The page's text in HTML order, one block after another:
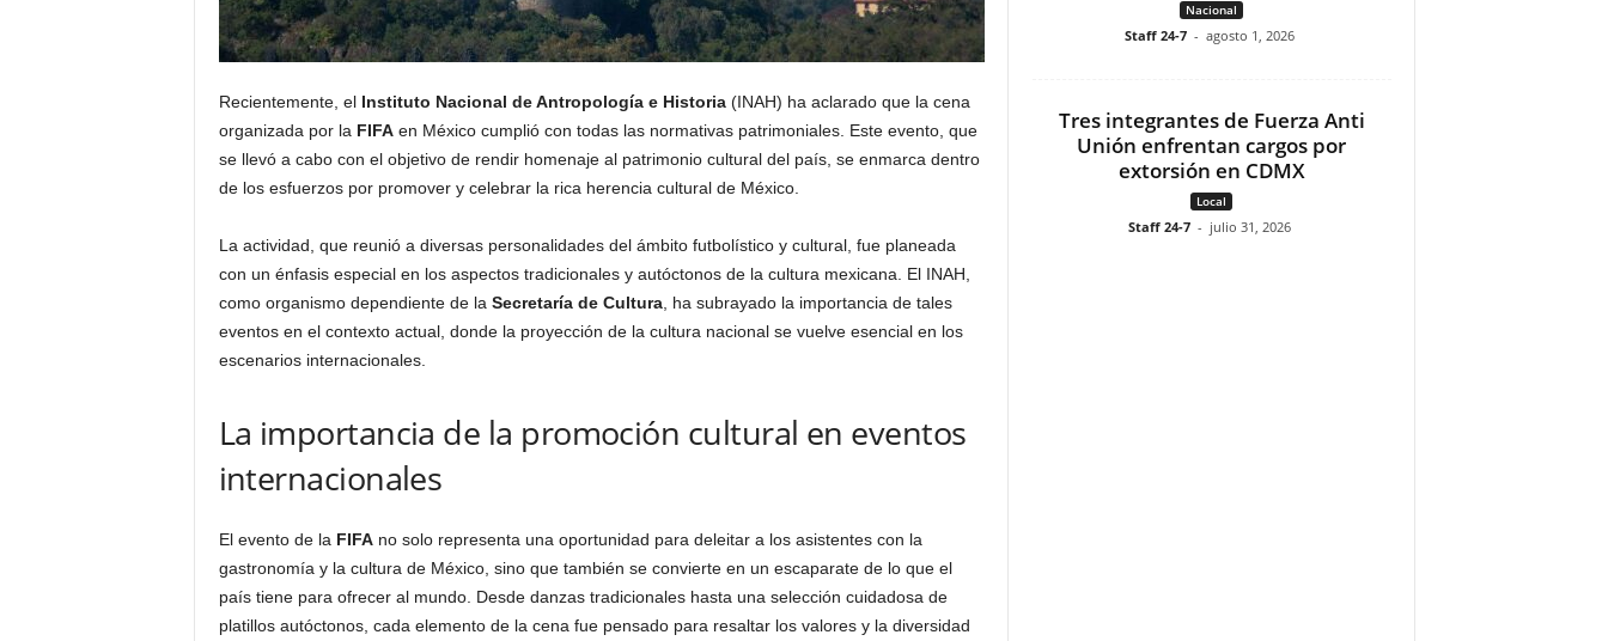
Recientemente, el Instituto Nacional de Antropología e Historia(INAH) ha aclarado que la cena
organizada por la FIFAen México cumplió con todas las normativas patrimoniales. Este evento, que
se llevó a cabo con el objetivo de rendir homenaje al patrimonio cultural del país, se enmarca dentro
de los esfuerzos por promover y celebrar la rica herencia cultural de México.
La actividad, que reunió a diversas personalidades del ámbito futbolístico y cultural, fue planeada
con un énfasis especial en los aspectos tradicionales y autóctonos de la cultura mexicana. El INAH,
como organismo dependiente de la Secretaría de Cultura, ha subrayado la importancia de tales
eventos en el contexto actual, donde la proyección de la cultura nacional se vuelve esencial en los
escenarios internacionales.
La importancia de la promoción cultural en eventos
internacionales
El evento de la FIFAno solo representa una oportunidad para deleitar a los asistentes con la
gastronomía y la cultura de México, sino que también se convierte en un escaparate de lo que el
país tiene para ofrecer al mundo. Desde danzas tradicionales hasta una selección cuidadosa de
platillos autóctonos, cada elemento de la cena fue pensado para resaltar los valores y la diversidad
Nacional
Staff 24-7 - agosto 1, 2026
Tres integrantes de Fuerza Anti
Unión enfrentan cargos por
extorsión en CDMX
Local
Staff 24-7 - julio 31, 2026